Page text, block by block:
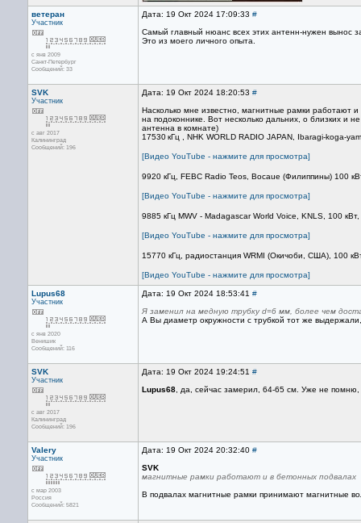
ветеран
Участник
с янв 2009
Санкт-Петербург
Сообщений: 33
Дата: 19 Окт 2024 17:09:33 #
Самый главный нюанс всех этих антенн-нужен вынос
Это из моего личного опыта.
SVK
Участник
с авг 2017
Калининград
Сообщений: 196
Дата: 19 Окт 2024 18:20:53 #
Насколько мне известно, магнитные рамки работают
на подоконнике. Вот несколько дальних, о близких и
антенна в комнате)
17530 кГц , NHK WORLD RADIO JAPAN, Ibaragi-koga-
[Видео YouTube - нажмите для просмотра]
9920 кГц, FEBC Radio Teos, Bocaue (Филиппины) 100
[Видео YouTube - нажмите для просмотра]
9885 кГц MWV - Madagascar World Voice, KNLS, 100
[Видео YouTube - нажмите для просмотра]
15770 кГц, радиостанция WRMI (Окичоби, США), 100
[Видео YouTube - нажмите для просмотра]
Lupus68
Участник
с янв 2020
Венишик
Сообщений: 116
Дата: 19 Окт 2024 18:53:41 #
Я заменил на медную трубку d=6 мм, более чем
А Вы диаметр окружности с трубкой тот же
SVK
Участник
с авг 2017
Калининград
Сообщений: 196
Дата: 19 Окт 2024 19:24:51 #
Lupus68 , да, сейчас замерил, 64-65 см. Уже не
Valery
Участник
с мар 2003
Россия
Сообщений: 5821
Дата: 19 Окт 2024 20:32:40 #
SVK
магнитные рамки работают и в бетонных подвалах
В подвалах магнитные рамки принимают магнитные